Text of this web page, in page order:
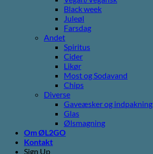
Black week
Juleøl
Farsdag
Andet
Spiritus
Cider
Likør
Most og Sodavand
Chips
Diverse
Gaveæsker og indpakning
Glas
Ølsmagning
Om ØL2GO
Kontakt
Sign Up